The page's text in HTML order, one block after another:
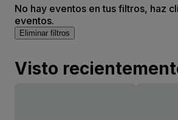
No hay eventos en tus filtros, haz
eventos.
Eliminar filtros
Visto